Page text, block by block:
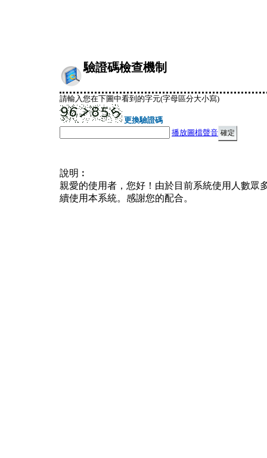
驗證碼檢查機制
請輸入您在下圖中看到的字元(字母區分大小寫)
更換驗證碼
播放圖檔聲音
說明︰
親愛的使用者，您好！由於目前系統使用人數眾
續使用本系統。感謝您的配合。